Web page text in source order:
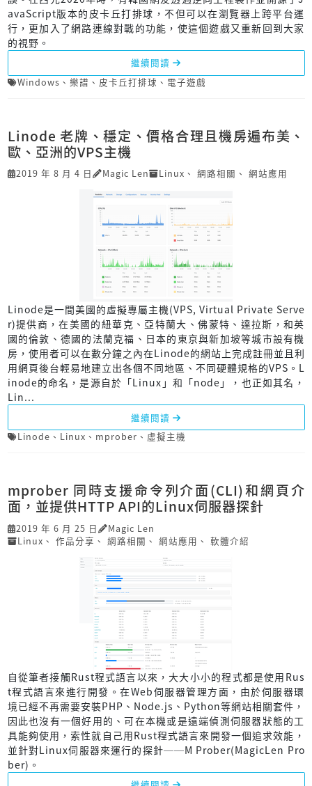
avaScript版本的皮卡丘打排球，不但可以在瀏覽器上跨平台運
行，更加入了網路連線對戰的功能，使這個遊戲又重新回到大家
的視野。
繼續閱讀
Windows 、 樂譜 、 皮卡丘打排球 、 電子遊戲
Linode 老牌、穩定、價格合理且機房遍布美、
歐、亞洲的VPS主機
2019 年 8 月 4 日 Magic Len Linux 、 網路相關 、 網站應用
Linode是一間美國的虛擬專屬主機(VPS, Virtual Private Serve
r)提供商，在美國的紐華克、亞特蘭大、佛蒙特、達拉斯，和英
國的倫敦、德國的法蘭克福、日本的東京與新加坡等城市設有機
房，使用者可以在數分鐘之內在Linode的網站上完成註冊並且利
用網頁後台輕易地建立出各個不同地區、不同硬體規格的VPS。L
inode的命名，是源自於「Linux」和「node」，也正如其名，
Lin...
繼續閱讀
Linode 、 Linux 、 mprober 、 虛擬主機
mprober 同時支援命令列介面(CLI)和網頁介
面，並提供HTTP API的Linux伺服器探針
2019 年 6 月 25 日
Magic Len
Linux 、 作品分享 、 網路相關 、 網站應用 、 軟體介紹
自從筆者接觸Rust程式語言以來，大大小小的程式都是使用Rus
t程式語言來進行開發。在Web伺服器管理方面，由於伺服器環
境已經不再需要安裝PHP、Node.js、Python等網站相關套件，
因此也沒有一個好用的、可在本機或是遠端偵測伺服器狀態的工
具能夠使用，索性就自己用Rust程式語言來開發一個追求效能，
並針對Linux伺服器來運行的探針──M Prober(MagicLen Pro
ber)。